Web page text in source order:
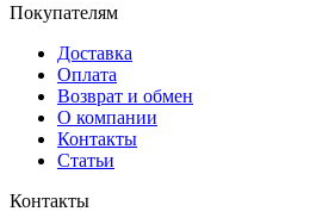
Покупателям
Доставка
Оплата
Возврат и обмен
О компании
Контакты
Статьи
Контакты